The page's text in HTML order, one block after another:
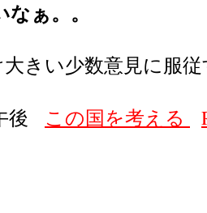
ぁ。。
きい少数意見に服
後 この国を考える